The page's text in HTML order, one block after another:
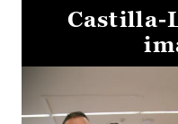
Castilla-